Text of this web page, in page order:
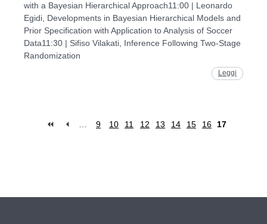
with a Bayesian Hierarchical Approach11:00 | Leonardo
Egidi, Developments in Bayesian Hierarchical Models and
Prior Specification with Application to Analysis of Soccer
Data11:30 | Sifiso Vilakati, Inference Following Two-Stage
Randomization
Leggi
9 10 11 12 13 14 15 16 17